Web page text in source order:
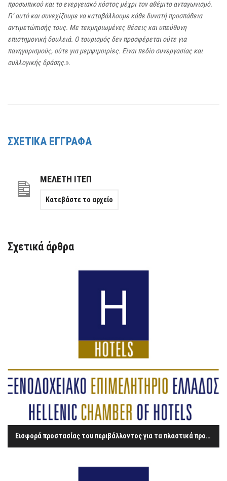
προσωπικού και το ενεργειακό κόστος μέχρι τον αθέμιτο ανταγωνισμό.
Γι’ αυτό και συνεχίζουμε να καταβάλλουμε κάθε δυνατή προσπάθεια
αντιμετώπισής τους. Με τεκμηριωμένες θέσεις και υπεύθυνη
επιστημονική δουλειά. Ο τουρισμός δεν προσφέρεται ούτε για
πανηγυρισμούς, ούτε για μεμψιμοιρίες. Είναι πεδίο συνεργασίας και
συλλογικής δράσης.».
ΣΧΕΤΙΚΑ ΕΓΓΡΑΦΑ
ΜΕΛΕΤΗ ΙΤΕΠ
Κατεβάστε το αρχείο
Σχετικά άρθρα
Εισφορά προστασίας του περιβάλλοντος για τα πλαστικά προϊόντα συσκευασίας τροφίμων και ποτών στους χώρους μαζικής εστίασης των ξενοδοχείων – Παροχή οδηγιών από την ΑΑΔΕ